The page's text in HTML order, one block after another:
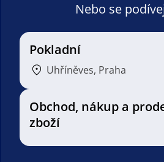
Nebo se
Pokladní
Uhříněves, Praha
Obchod, nákup a
zboží